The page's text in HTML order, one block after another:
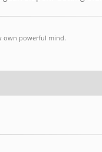
own powerful mind.